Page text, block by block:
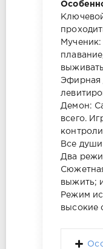
Эфирная
Демон:
всего.
Все
Два
выжить;
Режим
высокие